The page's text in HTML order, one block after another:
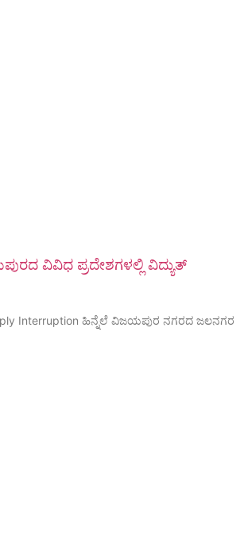
ವಿವಿಧ ಪ್ರದೇಶಗಳಲ್ಲಿ ವಿದ್ಯುತ್
Interruption ಹಿನ್ನೆಲೆ ವಿಜಯಪುರ ನಗರದ ಜಲನಗರ